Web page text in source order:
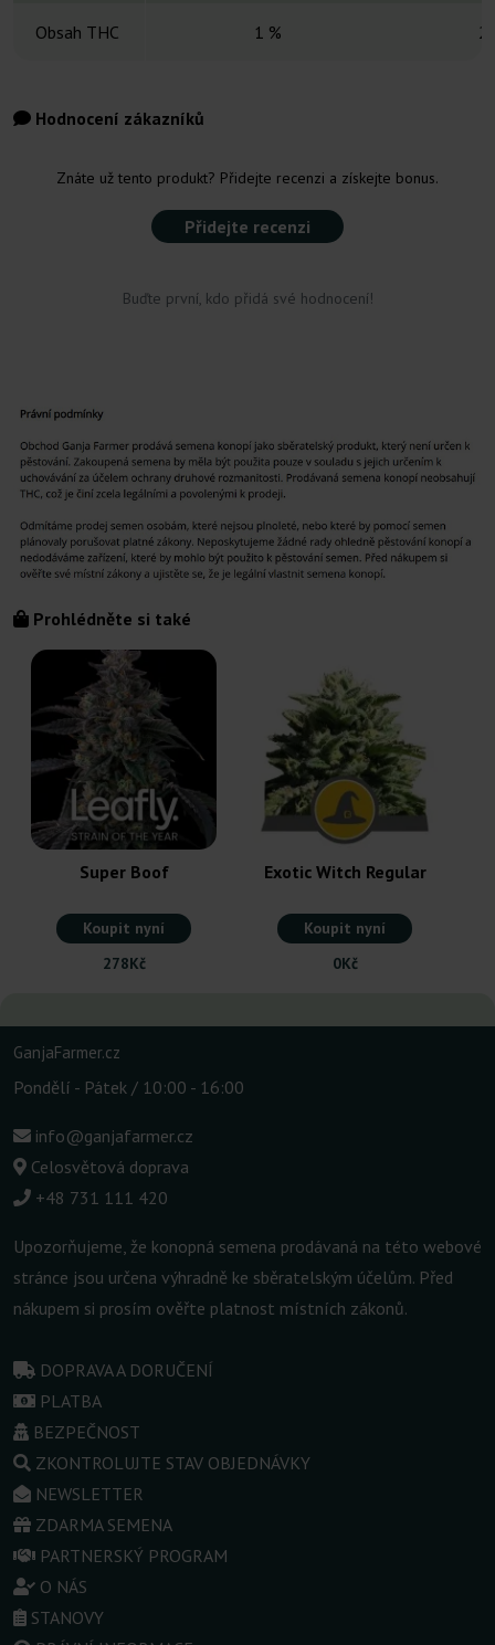
Obsah THC 1 %
Hodnocení zákazníků
Znáte už tento produkt? Přidejte recenzi a získejte bonus.
Přidejte recenzi
Buďte první, kdo přidá své hodnocení!
Prohlédněte si také
Super Boof
Koupit nyní
278Kč
Exotic Witch Regular
Koupit nyní
0Kč
GanjaFarmer.cz
Pondělí - Pátek / 10:00 - 16:00
info@ganjafarmer.cz
Celosvětová doprava
+48 731 111 420
Upozorňujeme, že konopná semena prodávaná na této webové
stránce jsou určena výhradně ke sběratelským účelům. Před
nákupem si prosím ověřte platnost místních zákonů.
DOPRAVA A DORUČENÍ
PLATBA
BEZPEČNOST
ZKONTROLUJTE STAV OBJEDNÁVKY
NEWSLETTER
ZDARMA SEMENA
PARTNERSKÝ PROGRAM
O NÁS
STANOVY